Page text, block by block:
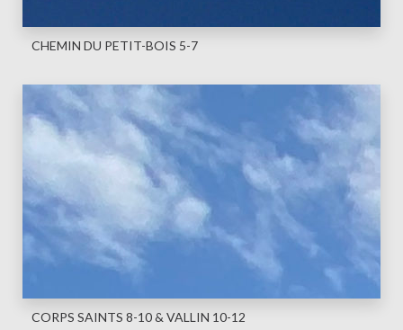
CHEMIN DU PETIT-BOIS 5-7
CORPS SAINTS 8-10 & VALLIN 10-12